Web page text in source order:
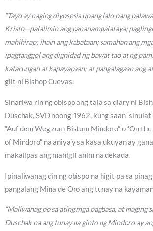
“Tayo ay naging diyosesis upang lalo pang
Kristo—palalimin ang pananampalataya;
mahihirap; ihain ang kabataan; samahan ang
ipagtanggol ang dignidad ng bawat tao at ng
katarungan at kapayapaan; at pangalagaan ang
giit ni Bishop Cuevas.
Sinariwa rin ng obispo ang tala sa diary ni
Duschak, SVD noong 1962, kung saan
“Auf dem Weg zum Bistum Mindoro” o “On
of Mindoro” na aniya’y sa kasalukuyan ay
makalipas ang mahigit anim na dekada.
Ipinaliwanag din ng obispo na higit pa sa
pangalang Mina de Oro ang tunay na
“Maliwanag po sa ating mga pagbasa, at maging
Duschak na ang tunay na ginto ng Mindoro ay